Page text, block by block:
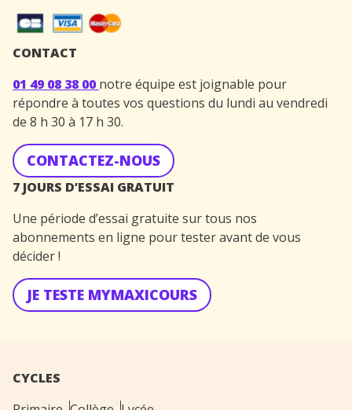
CONTACT
01 49 08 38 00 notre équipe est joignable pour
répondre à toutes vos questions du lundi au vendredi
de 8 h 30 à 17 h 30.
CONTACTEZ-NOUS
7 JOURS D’ESSAI GRATUIT
Une période d’essai gratuite sur tous nos
abonnements en ligne pour tester avant de vous
décider !
JE TESTE MYMAXICOURS
CYCLES